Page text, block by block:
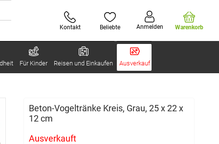
Kontakt Beliebte Anmelden Warenkorb
Für Kinder Reisen und Einkaufen Ausverkauf
Beton-Vogeltränke Kreis, Grau, 25 x 22 x
12 cm
Ausverkauft